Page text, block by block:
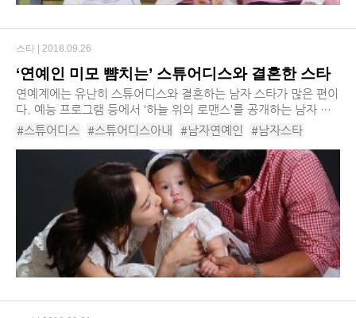
‘연예인 미모 뺨치는’ 스튜어디스와 결혼한 스타
연예계에는 유난히 스튜어디스와 결혼하는 남자 스타가 많은 편이
다. 예능 프로그램 등에서 ‘하늘 위의 로맨스’를 공개하는 남자 스
타들도 적지 않다. 하지만 결혼까지 이어진 케이스를 살펴보면 비
#스튜어디스 #스튜어디스아내 #남자연예인
#남자스타
#남자연예인결혼 #승무원 #승무원아내
스타 | 2018.09.26